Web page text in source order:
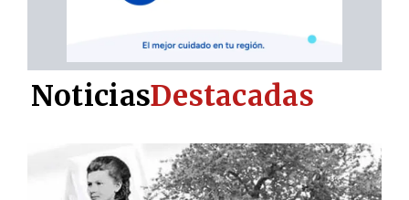
NoticiasDestacadas